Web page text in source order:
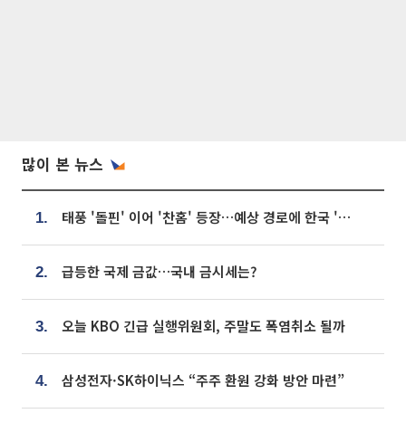
많이 본 뉴스
1. 태풍 '돌핀' 이어 '찬홈' 등장…예상 경로에 한국 '한숨'
2. 급등한 국제 금값…국내 금시세는?
3. 오늘 KBO 긴급 실행위원회, 주말도 폭염취소 될까
4. 삼성전자·SK하이닉스 “주주 환원 강화 방안 마련”